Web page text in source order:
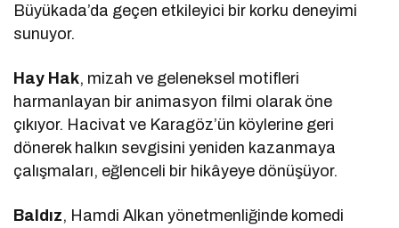
Büyükada’da geçen etkileyici bir korku deneyimi
sunuyor.
Hay Hak, mizah ve geleneksel motifleri
harmanlayan bir animasyon filmi olarak öne
çıkıyor. Hacivat ve Karagöz’ün köylerine geri
dönerek halkın sevgisini yeniden kazanmaya
çalışmaları, eğlenceli bir hikâyeye dönüşüyor.
Baldız, Hamdi Alkan yönetmenliğinde komedi